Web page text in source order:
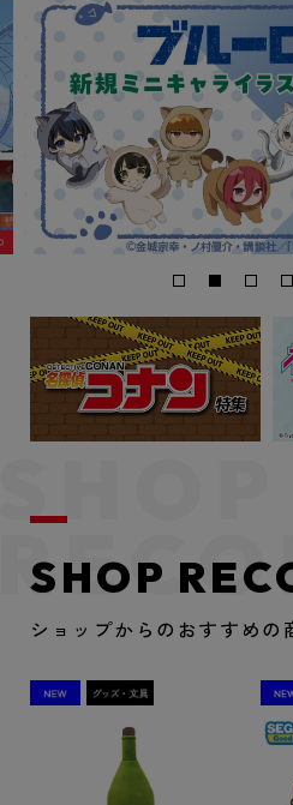
SHOP
ショップからのおすすめの